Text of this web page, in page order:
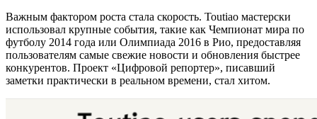
Важным фактором роста стала скорость. Toutiao мастерски
использовал крупные события, такие как Чемпионат мира по
футболу 2014 года или Олимпиада 2016 в Рио, предоставляя
пользователям самые свежие новости и обновления быстрее
конкурентов. Проект «Цифровой репортер», писавший
заметки практически в реальном времени, стал хитом.